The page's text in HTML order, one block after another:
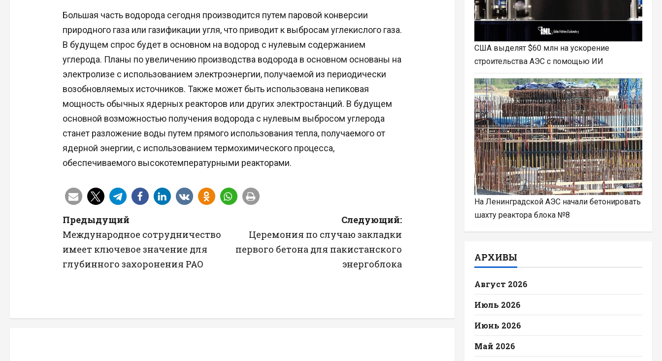
Большая часть водорода сегодня производится путем паровой конверсии
природного газа или газификации угля, что приводит к выбросам углекислого газа.
В будущем спрос будет в основном на водород с нулевым содержанием
углерода. Планы по увеличению производства водорода в основном основаны на
электролизе с использованием электроэнергии, получаемой из периодически
возобновляемых источников. Также может быть использована непиковая
мощность обычных ядерных реакторов или других электростанций. В будущем
основной возможностью получения водорода с нулевым выбросом углерода
станет разложение воды путем прямого использования тепла, получаемого от
ядерной энергии, с использованием термохимического процесса,
обеспечиваемого высокотемпературными реакторами.
Н
а
в
а
Предыдущий
Международное сотрудничество
имеет ключевое значение для
глубинного захоронения РАО
Следующий:
Церемония по случаю закладки
первого бетона для пакистанского
энергоблока
США выделят $60 млн на ускорение
строительства АЭС с помощью ИИ
На Ленинградской АЭС начали бетонировать
шахту реактора блока №8
АРХИВЫ
Август 2026
Июль 2026
Июнь 2026
Май 2026